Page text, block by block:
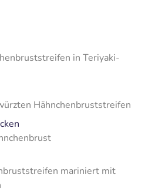
in Teriyaki-
Hähnchenbruststreifen
mariniert mit